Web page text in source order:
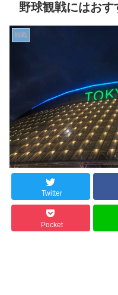
野球観戦にはおす
観戦
Twitter
Pocket